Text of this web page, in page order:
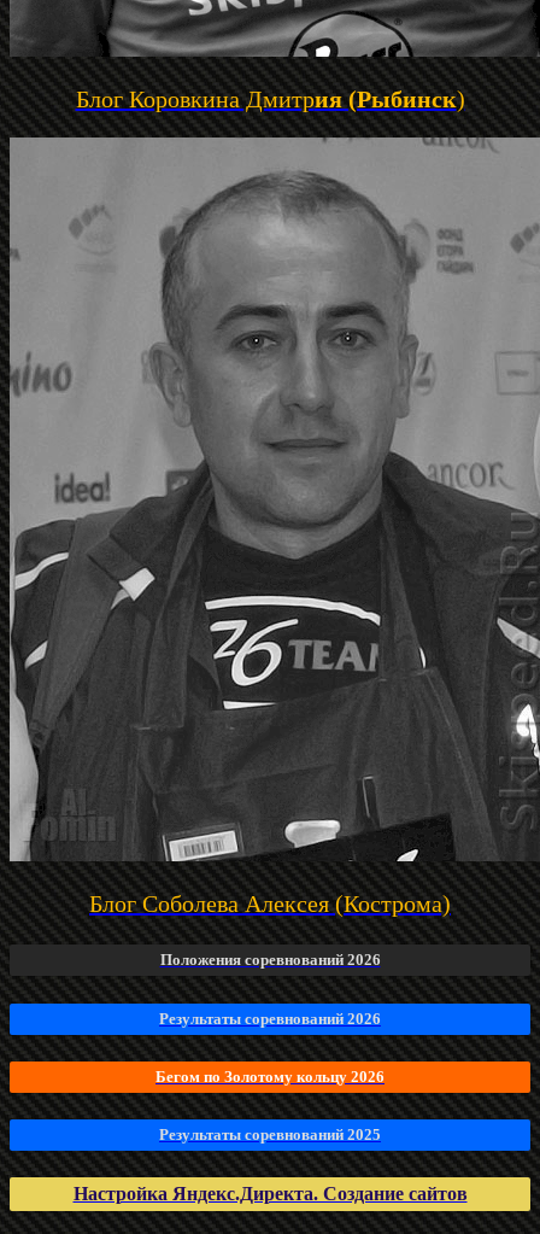
Блог Коровкина Дмитрия (Рыбинск)
Блог Соболева Алексея (Кострома)
Положения соревнований 2026
Результаты соревнований 2026
Бегом по Золотому кольцу 2026
Результаты соревнований 2025
Настройка Яндекс.Директа. Создание сайтов